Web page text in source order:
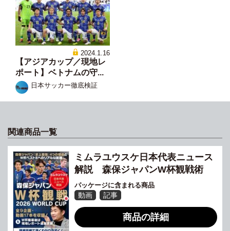
2024.1.16
【アジアカップ／現地レ
ポート】ベトナムの守...
日本サッカー徹底検証
関連商品一覧
ミムラユウスケ日本代表ニュース
解説 森保ジャパンW杯観戦術
パッケージに含まれる商品
動画 記事
商品の詳細